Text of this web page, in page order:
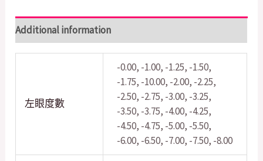
Additional information
左眼度數
-0.00, -1.00, -1.25, -1.50,
-1.75, -10.00, -2.00, -2.25,
-2.50, -2.75, -3.00, -3.25,
-3.50, -3.75, -4.00, -4.25,
-4.50, -4.75, -5.00, -5.50,
-6.00, -6.50, -7.00, -7.50, -8.00